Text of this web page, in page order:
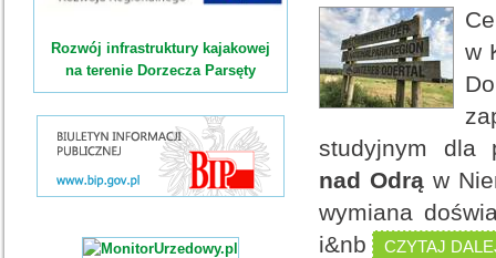
w
studyjnym dla
nad Odrą w
wymiana
i&nb
CZYTAJ
Rozwój infrastruktury kajakowej
na terenie Dorzecza Parsęty